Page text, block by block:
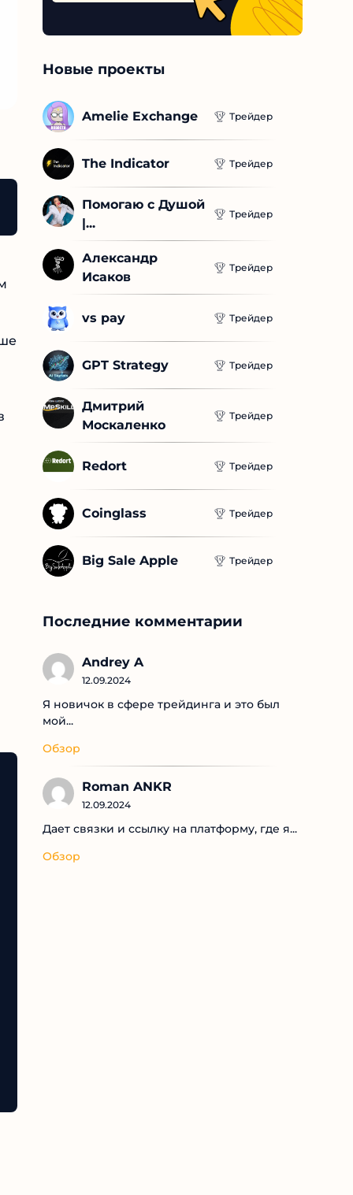
Смартфон с емким аккумулятором Oukitel
Новые проекты
Amelie Exchange Трейдер
The Indicator Трейдер
Помогаю с Душой
|...
Трейдер
Александр
Исаков
Трейдер
vs pay Трейдер
GPT Strategy Трейдер
Дмитрий
Москаленко
Трейдер
Redort Трейдер
Coinglass Трейдер
Big Sale Apple Трейдер
Последние комментарии
Andrey A
12.09.2024
Я новичок в сфере трейдинга и это был
мой...
Обзор
Roman ANKR
12.09.2024
Дает связки и ссылку на платформу, где я...
Обзор